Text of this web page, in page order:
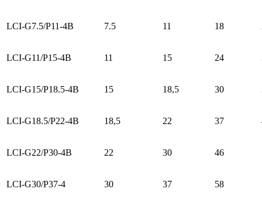
LCI-G7.5/P11-4B 7.5 11 18
LCI-G11/P15-4B 11 15 24
LCI-G15/P18.5-4B 15 18,5 30
LCI-G18.5/P22-4B 18,5 22 37
LCI-G22/P30-4B 22 30 46
LCI-G30/P37-4 30 37 58